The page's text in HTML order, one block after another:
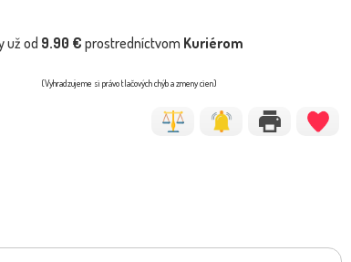
už od 9.90 € prostredníctvom Kuriérom
(Vyhradzujeme si právo tlačových chýb a zmeny cien)